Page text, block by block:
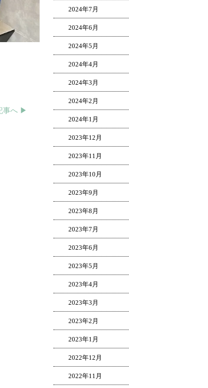
事へ ▶︎
2024年7月
2024年6月
2024年5月
2024年4月
2024年3月
2024年2月
2024年1月
2023年12月
2023年11月
2023年10月
2023年9月
2023年8月
2023年7月
2023年6月
2023年5月
2023年4月
2023年3月
2023年2月
2023年1月
2022年12月
2022年11月